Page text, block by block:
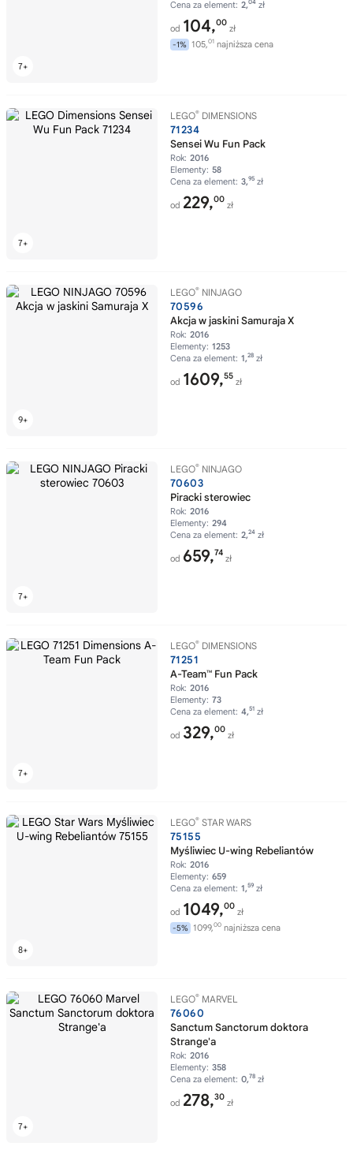
Cena za element: 2,04 zł
od 104,00
zł
-1% 105,01 najniższa cena
LEGO® DIMENSIONS
71234
Sensei Wu Fun Pack
Rok: 2016
Elementy: 58
Cena za element: 3,95 zł
od 229,00
zł
LEGO® NINJAGO
70596
Akcja w jaskini Samuraja X
Rok: 2016
Elementy: 1253
Cena za element: 1,28 zł
od 1609,55
zł
LEGO® NINJAGO
70603
Piracki sterowiec
Rok: 2016
Elementy: 294
Cena za element: 2,24 zł
od 659,74
zł
LEGO® DIMENSIONS
71251
A-Team™ Fun Pack
Rok: 2016
Elementy: 73
Cena za element: 4,51 zł
od 329,00
zł
LEGO® STAR WARS
75155
Myśliwiec U-wing Rebeliantów
Rok: 2016
Elementy: 659
Cena za element: 1,59 zł
od 1049,00
zł
-5% 1099,00 najniższa cena
LEGO® MARVEL
76060
Sanctum Sanctorum doktora
Strange'a
Rok: 2016
Elementy: 358
Cena za element: 0,78 zł
od 278,30
zł